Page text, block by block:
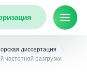
диссертация
частотной разгрузки